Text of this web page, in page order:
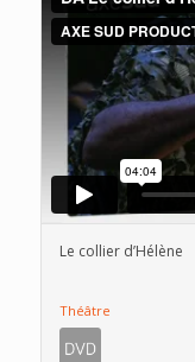
Le collier d’Hélène
Théâtre